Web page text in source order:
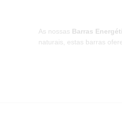
As nossas Barras
naturais, estas barras